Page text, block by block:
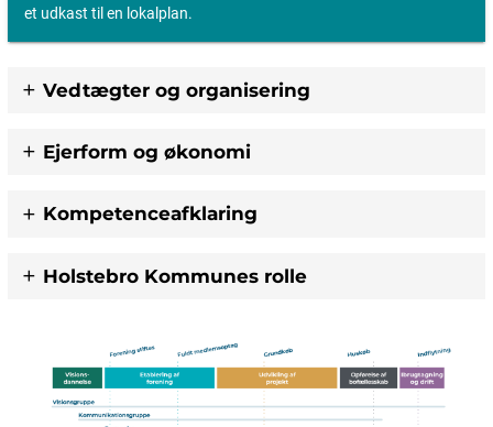
et udkast til en lokalplan.
Vedtægter og organisering
Ejerform og økonomi
Kompetenceafklaring
Holstebro Kommunes rolle